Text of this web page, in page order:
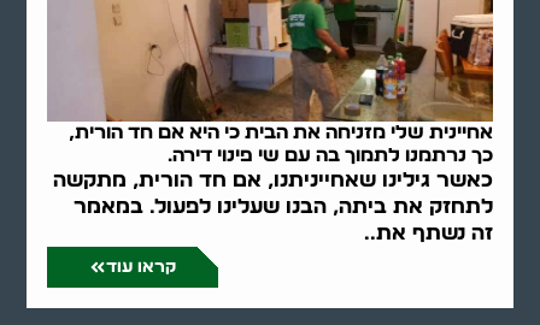
אחיינית שלי מזניחה את הבית כי היא אם חד הורית,
כך נרתמנו לתמוך בה עם שי פינוי דירה.
כאשר גילינו שאחייניתנו, אם חד הורית, מתקשה
לתחזק את ביתה, הבנו שעלינו לפעול. במאמר
זה נשתף את..
קראו עוד